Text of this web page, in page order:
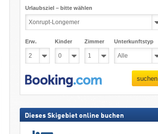
Urlaubsziel – bitte wählen
Erw. Kinder Zimmer Unterkunftstyp
suchen
Dieses Skigebiet online buchen